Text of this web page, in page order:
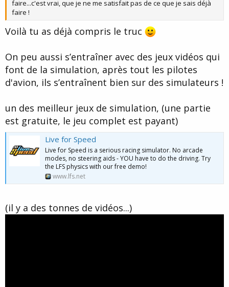
faire...c'est vrai, que je ne me satisfait pas de ce que je sais déjà
faire !
Voilà tu as déjà compris le truc
On peu aussi s’entraîner avec des jeux vidéos qui
font de la simulation, après tout les pilotes
d'avion, ils s’entraînent bien sur des simulateurs !
un des meilleur jeux de simulation, (une partie
est gratuite, le jeu complet est payant)
Live for Speed
Live for Speed is a serious racing simulator. No arcade
modes, no steering aids - YOU have to do the driving. Try
the LFS physics with our free demo!
www.lfs.net
(il y a des tonnes de vidéos...)